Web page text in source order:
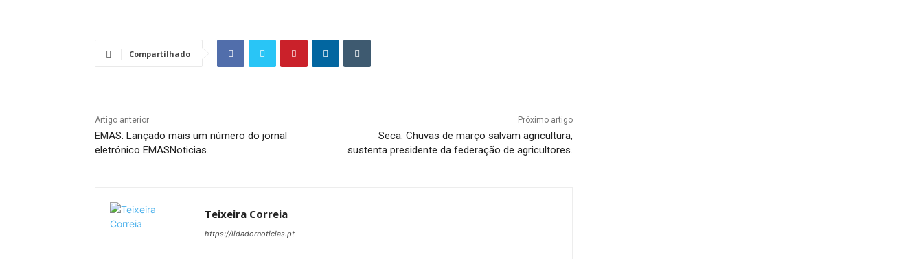
Compartilhado
Artigo anterior
EMAS: Lançado mais um número do jornal
eletrónico EMASNoticias.
Próximo artigo
Seca: Chuvas de março salvam agricultura,
sustenta presidente da federação de agricultores.
Teixeira Correia
https://lidadornoticias.pt